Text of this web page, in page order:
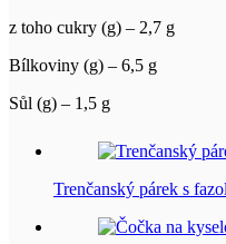
z toho cukry (g) – 2,7 g
Bílkoviny (g) – 6,5 g
Sůl (g) – 1,5 g
Trenčanský párek s